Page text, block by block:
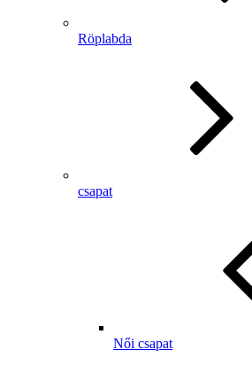
Röplabda
csapat
Női csapat